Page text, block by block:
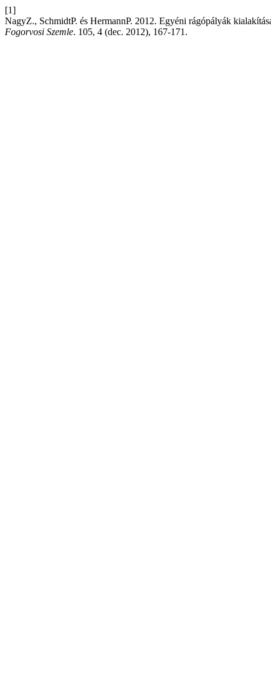
[1]
NagyZ., SchmidtP. és HermannP. 2012. Egyéni rágópályák
Fogorvosi Szemle. 105, 4 (dec. 2012), 167-171.